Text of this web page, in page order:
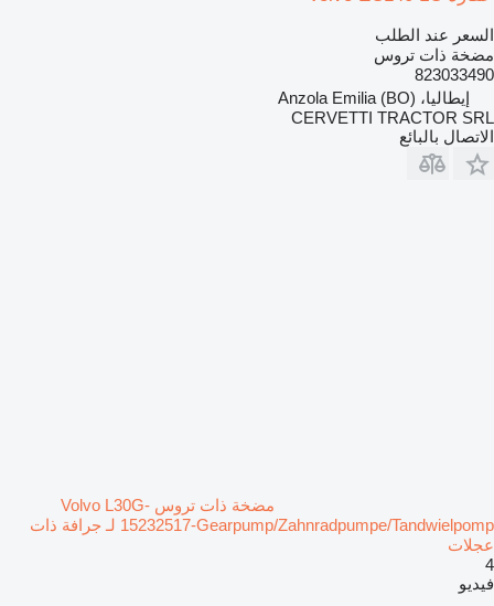
السعر عند الطلب
مضخة ذات تروس
823033490
إيطاليا، Anzola Emilia (BO)
CERVETTI TRACTOR SRL
الاتصال بالبائع
مضخة ذات تروس Volvo L30G-
15232517-Gearpump/Zahnradpumpe/Tandwielpomp لـ جرافة ذات
عجلات
4
فيديو